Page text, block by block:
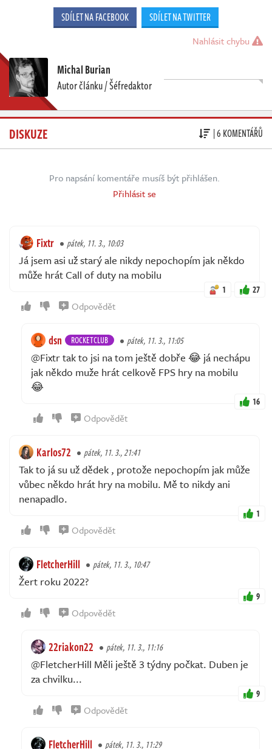
SDÍLET NA FACEBOOK SDÍLET NA TWITTER
Nahlásit chybu
Michal Burian
Autor článku / Šéfredaktor
DISKUZE | 6 KOMENTÁŘŮ
Pro napsání komentáře musíš být přihlášen.
Přihlásit se
Fixtr pátek, 11. 3., 10:03
Já jsem asi už starý ale nikdy nepochopím jak někdo
může hrát Call of duty na mobilu
1 27
Odpovědět
dsn ROCKETCLUB pátek, 11. 3., 11:05
@Fixtr tak to jsi na tom ještě dobře 😂 já nechápu
jak někdo muže hrát celkově FPS hry na mobilu
😂
16
Odpovědět
Karlos72 pátek, 11. 3., 21:41
Tak to já su už dědek , protože nepochopím jak může
vůbec někdo hrát hry na mobilu. Mě to nikdy ani
nenapadlo.
1
Odpovědět
FletcherHill pátek, 11. 3., 10:47
Žert roku 2022?
9
Odpovědět
22riakon22 pátek, 11. 3., 11:16
@FletcherHill Měli ještě 3 týdny počkat. Duben je
za chvilku...
9
Odpovědět
FletcherHill pátek, 11. 3., 11:29